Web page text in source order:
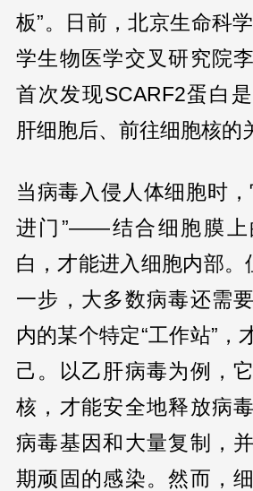
板”。日前，北京生命科
学生物医学交叉研究院
首次发现SCARF2蛋白
肝细胞后、前往细胞核的
当病毒入侵人体细胞时
进门”——结合细胞膜上
白，才能进入细胞内部。
一步，大多数病毒还需
内的某个特定“工作站”，
己。以乙肝病毒为例，
核，才能安全地释放病
病毒基因和大量复制，
期顽固的感染。然而，